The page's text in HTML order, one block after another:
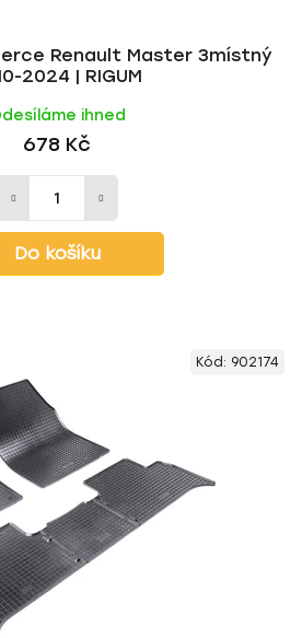
Renault Master 3místný
2024 | RIGUM
ihned
678 Kč
Do košíku
Kód: 902174